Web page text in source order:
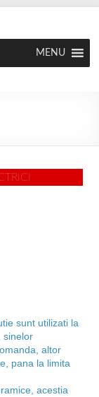
MENU
sunt utilizati la
sinelor
altor
pana la limita
acestia